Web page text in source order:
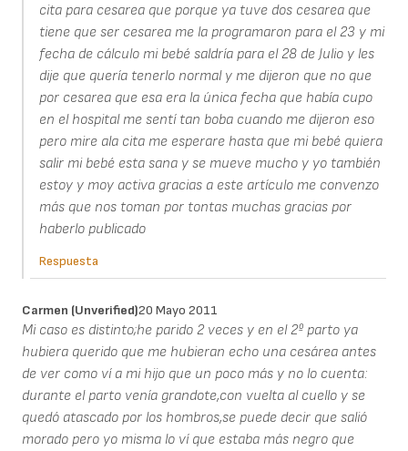
cita para cesarea que porque ya tuve dos cesarea que
tiene que ser cesarea me la programaron para el 23 y mi
fecha de cálculo mi bebé saldría para el 28 de Julio y les
dije que quería tenerlo normal y me dijeron que no que
por cesarea que esa era la única fecha que había cupo
en el hospital me sentí tan boba cuando me dijeron eso
pero mire ala cita me esperare hasta que mi bebé quiera
salir mi bebé esta sana y se mueve mucho y yo también
estoy y moy activa gracias a este artículo me convenzo
más que nos toman por tontas muchas gracias por
haberlo publicado
Respuesta
Carmen (unverified)20 Mayo 2011
Mi caso es distinto;he parido 2 veces y en el 2º parto ya
hubiera querido que me hubieran echo una cesárea antes
de ver como ví a mi hijo que un poco más y no lo cuenta:
durante el parto venía grandote,con vuelta al cuello y se
quedó atascado por los hombros,se puede decir que salió
morado pero yo misma lo ví que estaba más negro que